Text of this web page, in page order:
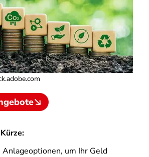
Anlageoptionen, um Ihr Geld